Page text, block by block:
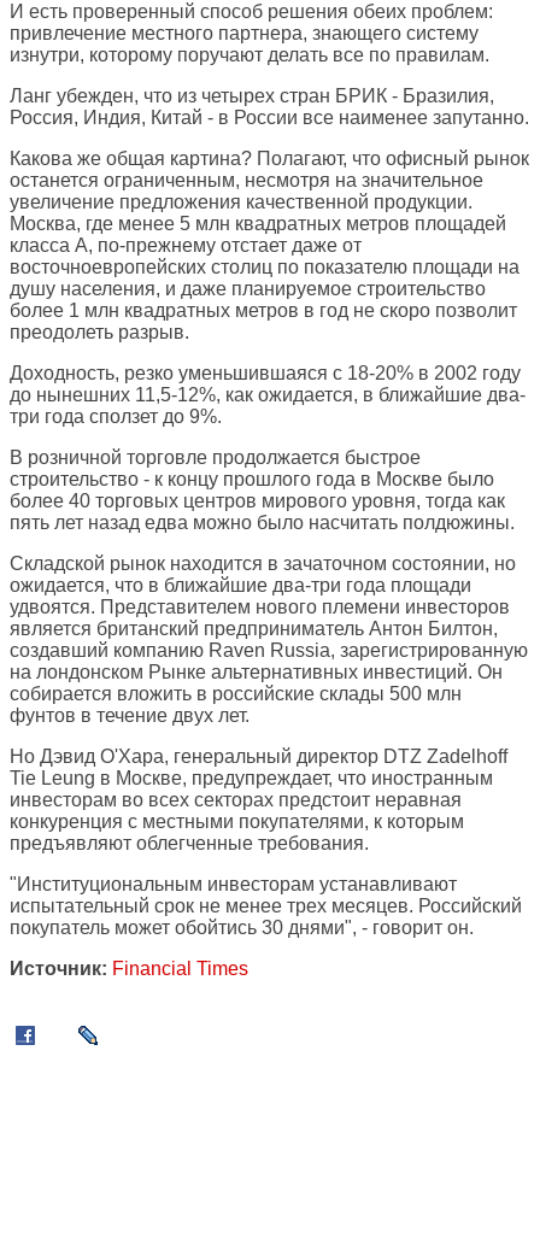
И есть проверенный способ решения обеих проблем:
привлечение местного партнера, знающего систему
изнутри, которому поручают делать все по правилам.
Ланг убежден, что из четырех стран БРИК - Бразилия,
Россия, Индия, Китай - в России все наименее запутанно.
Какова же общая картина? Полагают, что офисный рынок
останется ограниченным, несмотря на значительное
увеличение предложения качественной продукции.
Москва, где менее 5 млн квадратных метров площадей
класса A, по-прежнему отстает даже от
восточноевропейских столиц по показателю площади на
душу населения, и даже планируемое строительство
более 1 млн квадратных метров в год не скоро позволит
преодолеть разрыв.
Доходность, резко уменьшившаяся с 18-20% в 2002 году
до нынешних 11,5-12%, как ожидается, в ближайшие два-
три года сползет до 9%.
В розничной торговле продолжается быстрое
строительство - к концу прошлого года в Москве было
более 40 торговых центров мирового уровня, тогда как
пять лет назад едва можно было насчитать полдюжины.
Складской рынок находится в зачаточном состоянии, но
ожидается, что в ближайшие два-три года площади
удвоятся. Представителем нового племени инвесторов
является британский предприниматель Антон Билтон,
создавший компанию Raven Russia, зарегистрированную
на лондонском Рынке альтернативных инвестиций. Он
собирается вложить в российские склады 500 млн
фунтов в течение двух лет.
Но Дэвид О'Хара, генеральный директор DTZ Zadelhoff
Tie Leung в Москве, предупреждает, что иностранным
инвесторам во всех секторах предстоит неравная
конкуренция с местными покупателями, к которым
предъявляют облегченные требования.
"Институциональным инвесторам устанавливают
испытательный срок не менее трех месяцев. Российский
покупатель может обойтись 30 днями", - говорит он.
Источник: Financial Times